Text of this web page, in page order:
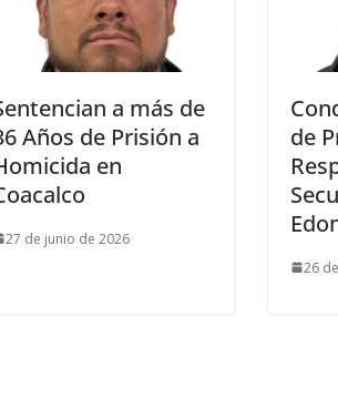
a más de
Años de Prisión a
en
27 de junio de 2026
de
26